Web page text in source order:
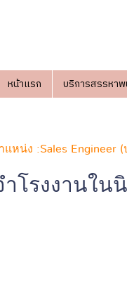
หน้าแรก บริการสรรหา
แหน่ง :Sales Engineer
โรงงานใ